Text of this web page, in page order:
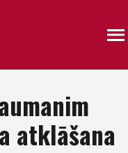
atklāšana